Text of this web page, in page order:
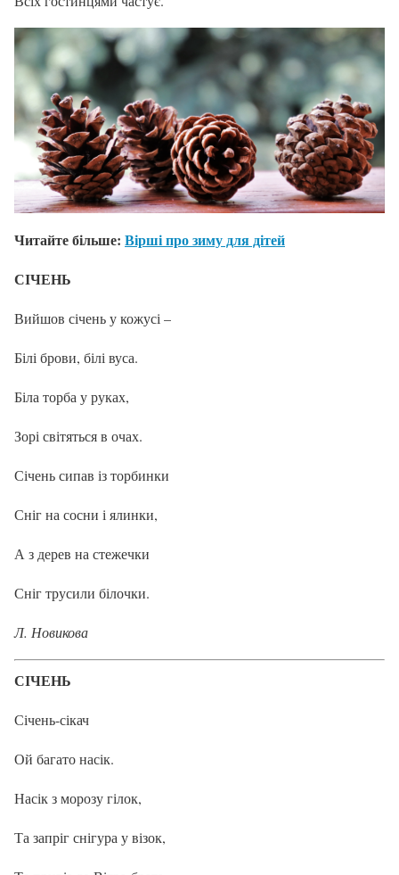
Читайте більше: Вірші про зиму для дітей
СІЧЕНЬ
Вийшов січень у кожусі –
Білі брови, білі вуса.
Біла торба у руках,
Зорі світяться в очах.
Січень сипав із торбинки
Сніг на сосни і ялинки,
А з дерев на стежечки
Сніг трусили білочки.
Л. Новикова
СІЧЕНЬ
Січень-сікач
Ой багато насік.
Насік з морозу гілок,
Та запріг снігура у візок,